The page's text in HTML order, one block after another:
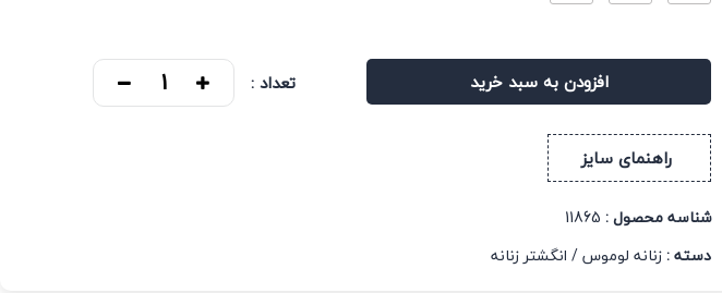
افزودن به سبد خرید تعداد :
راهنمای سایز
شناسه محصول : 11865
دسته :زنانه لوموس/ انگشتر زنانه